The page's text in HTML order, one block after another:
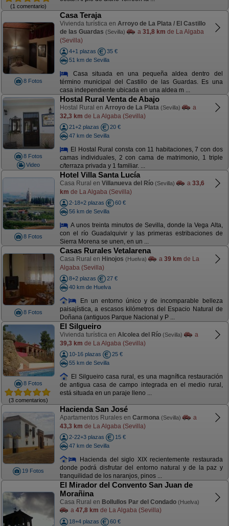
(1 comentario)
8 Fotos
Casa Teraja
Vivienda turística en Arroyo de La Plata / El Castillo
de las Guardas (Sevilla) a 31,8 km de La Algaba
(Sevilla)
4+1 plazas
35 €
51 km de Sevilla
Casa situada en una pequeña aldea dentro del
término municipal del Castillo de las Guardas. Es una
casa independiente ubicada en una aldea m ...
8 Fotos
Video
Hostal Rural Venta de Abajo
Hostal Rural en Arroyo de La Plata (Sevilla)
a
32,3 km de La Algaba (Sevilla)
21+2 plazas
20 €
47 km de Sevilla
El Hostal Rural consta con 11 habitaciones, 7 con dos
camas individuales, 2 con cama de matrimonio, 1 triple
c/terraza privada y 1 familiar. ...
8 Fotos
Hotel Villa Santa Lucía
Casa Rural en Villanueva del Río (Sevilla) a 33,6
km de La Algaba (Sevilla)
2-18+2 plazas
60 €
56 km de Sevilla
A unos treinta minutos de Sevilla, donde la Vega Alta,
con el río Guadalquivir y las primeras estribaciones de
Sierra Morena se unen, en un ...
8 Fotos
Casas Rurales Vetalarena
Casa Rural en Hinojos (Huelva) a 39 km de La
Algaba (Sevilla)
8+2 plazas
27 €
40 km de Huelva
En un entorno único y de incomparable belleza
paisajística, a escasos kilómetros del Espacio Natural de
Doñana (antiguos Parque Nacional y P ...
8 Fotos
(3 comentarios)
El Silgueiro
Vivienda turística en Alcolea del Río (Sevilla)
a
39,3 km de La Algaba (Sevilla)
10-16 plazas
25 €
55 km de Sevilla
El Silgueiro casa rural, es una magnífica restauración
de antigua casa de campo integrada en el medio rural,
está situada en un paraje lleno ...
19 Fotos
Hacienda San José
Apartamentos Rurales en Carmona (Sevilla)
a
43,3 km de La Algaba (Sevilla)
2-22+3 plazas
15 €
47 km de Sevilla
Hacienda del siglo XIX recientemente restaurada
donde podrá disfrutar del entorno natural y de la paz y
tranquilidad de los naranjos, pinos ...
El Mirador del Convento San Juan de
Morañina
Casa Rural en Bollullos Par del Condado (Huelva)
a 47,8 km de La Algaba (Sevilla)
18+4 plazas
60 €